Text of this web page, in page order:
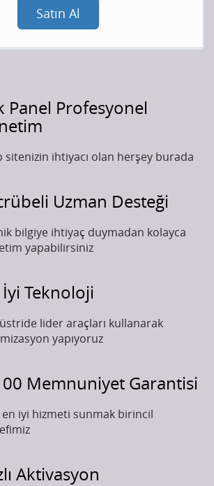
Satın Al
Panel Profesyonel
sitenizin ihtiyacı olan herşey burada
Uzman Desteği
bilgiye ihtiyaç duymadan kolayca
yapabilirsiniz
İyi Teknoloji
lider araçları kullanarak
yapıyoruz
Memnuniyet Garantisi
en iyi hizmeti sunmak birincil
Aktivasyon